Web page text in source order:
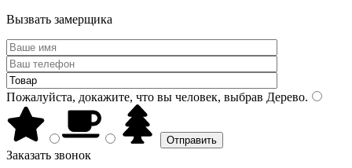
Вызвать замерщика
Пожалуйста, докажите, что вы человек, выбрав Дерево.
Заказать звонок